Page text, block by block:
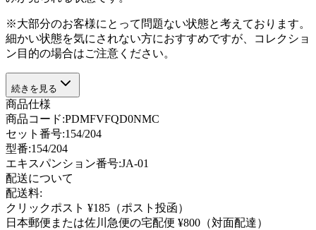
※大部分のお客様にとって問題ない状態と考えております。
細かい状態を気にされない方におすすめですが、コレクショ
ン目的の場合はご注意ください。
続きを見る
商品仕様
商品コード:PDMFVFQD0NMC
セット番号:154/204
型番:154/204
エキスパンション番号:JA-01
配送について
配送料:
クリックポスト ¥185（ポスト投函）
日本郵便または佐川急便の宅配便 ¥800（対面配達）